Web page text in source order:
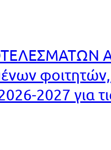
φοιτητών,
2027 για